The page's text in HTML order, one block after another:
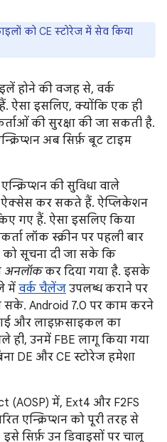
को CE स्टोरेज में सेव किया
होने की वजह से, वर्क
हैं. ऐसा इसलिए, क्योंकि एक ही
की सुरक्षा की जा सकती है.
अब सिर्फ़ बूट टाइम
की सुविधा वाले
ऐक्सेस कर सकते हैं. ऐप्लिकेशन
गए हैं. ऐसा इसलिए किया
लॉक स्क्रीन पर पहली बार
सूचना दी जा सके कि
अनलॉककर दिया गया है. इसके
में वर्क चैलेंज उपलब्ध कराने पर
सके. Android 7.0 पर काम करने
और लाइफ़साइकल का
ही, उनमें FBE लागू किया गया
DE और CE स्टोरेज हमेशा
(AOSP) में, Ext4 और F2FS
एन्क्रिप्शन को पूरी तरह से
सिर्फ़ उन डिवाइसों पर चालू